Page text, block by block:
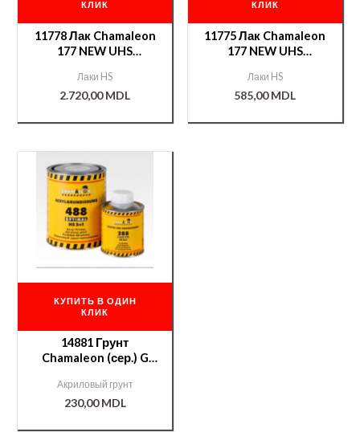
КЛИК
11778 Лак Chamaleon
177 NEW UHS
Лаки HS
2.720,00MDL
КЛИК
11775 Лак Chamaleon
177 NEW UHS
Лаки HS
585,00MDL
КУПИТЬ В ОДИН
КЛИК
14881 Грунт
Chamaleon (сер.) G
Акриловый грунт
230,00MDL